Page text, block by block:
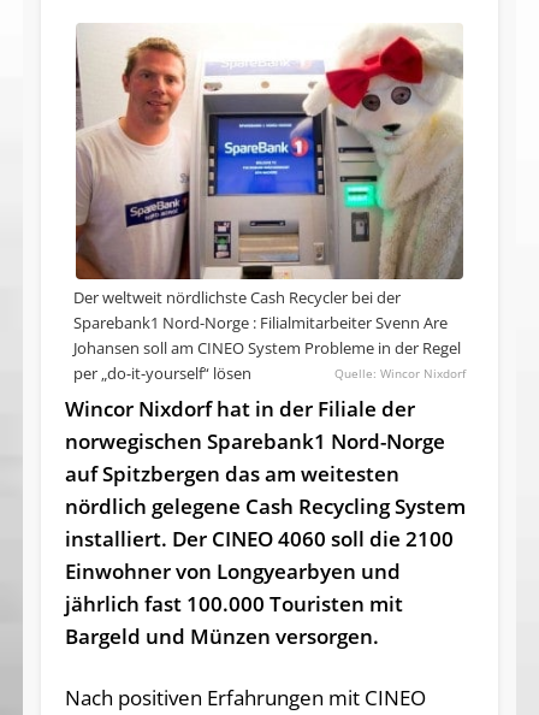
Der weltweit nördlichste Cash Recycler bei der
Sparebank1 Nord-Norge : Filialmitarbeiter Svenn Are
Johansen soll am CINEO System Probleme in der Regel
per „do-it-yourself“ lösen
Wincor Nixdorf
Wincor Nixdorf hat in der Filiale der
norwegischen Sparebank1 Nord-Norge
auf Spitzbergen das am weitesten
nördlich gelegene Cash Recycling System
installiert. Der CINEO 4060 soll die 2100
Einwohner von Longyearbyen und
jährlich fast 100.000 Touristen mit
Bargeld und Münzen versorgen.
Nach positiven Erfahrungen mit CINEO